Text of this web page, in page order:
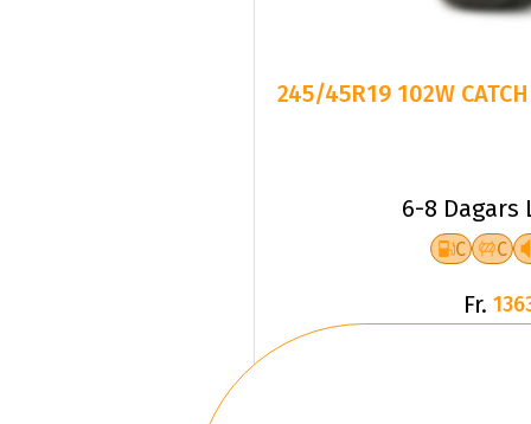
245/45R19 102W
6-8 Dagars
C C
Fr.